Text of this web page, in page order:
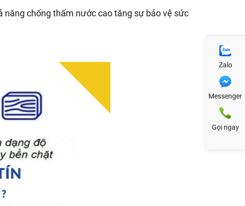
chống thấm nước cao tăng sự bảo vệ sức
Zalo
Messenger
Gọi ngay